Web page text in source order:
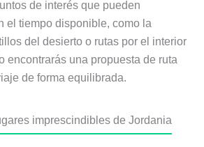
de interés que pueden
el tiempo disponible, como la
del desierto o rutas por el interior
encontrarás una propuesta de ruta
de forma equilibrada.
imprescindibles de Jordania